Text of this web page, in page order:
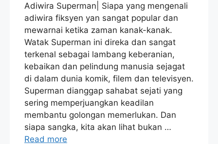
Adiwira Superman| Siapa yang mengenali
adiwira fiksyen yan sangat popular dan
mewarnai ketika zaman kanak-kanak.
Watak Superman ini direka dan sangat
terkenal sebagai lambang keberanian,
kebaikan dan pelindung manusia sejagat
di dalam dunia komik, filem dan televisyen.
Superman dianggap sahabat sejati yang
sering memperjuangkan keadilan
membantu golongan memerlukan. Dan
siapa sangka, kita akan lihat bukan …
Read more